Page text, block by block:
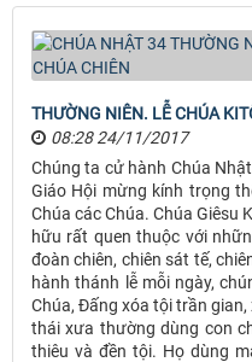
THƯỜNG NIÊN. LỄ CHÚA
08:28 24/11/2017
Chúng ta cử hành Chúa
Giáo Hội mừng kính trọng
Chúa các Chúa. Chúa Giêsu
hữu rất quen thuộc với
đoàn chiên, chiên sát tế,
hành thánh lễ mỗi ngày,
Chúa, Đấng xóa tội trần
thái xưa thường dùng con
thiêu và đền tội. Họ dùng